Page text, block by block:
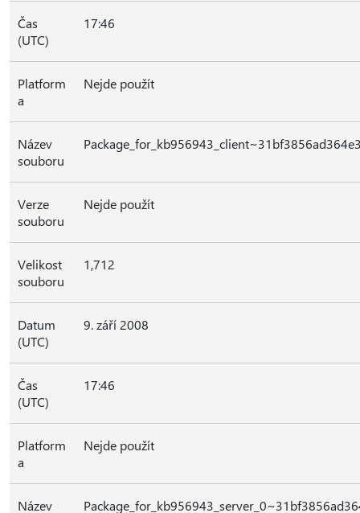
Čas
(UTC)
17:46
Platform
a
Nejde použít
Název
souboru
Verze
souboru
Nejde použít
Velikost
souboru
1,712
Datum
(UTC)
9. září 2008
Čas
(UTC)
17:46
Platform
a
Nejde použít
Název